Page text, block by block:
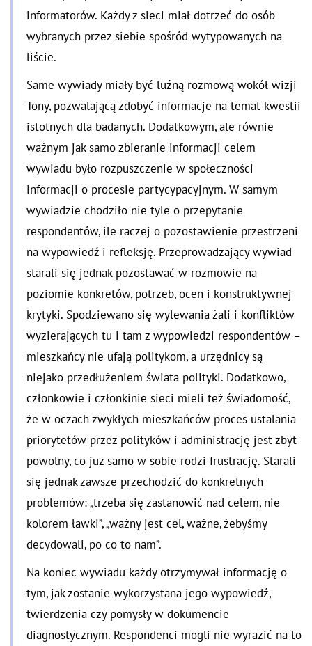
informatorów. Każdy z sieci miał dotrzeć do osób
wybranych przez siebie spośród wytypowanych na
liście.
Same wywiady miały być luźną rozmową wokół wizji
Tony, pozwalającą zdobyć informacje na temat kwestii
istotnych dla badanych. Dodatkowym, ale równie
ważnym jak samo zbieranie informacji celem
wywiadu było rozpuszczenie w społeczności
informacji o procesie partycypacyjnym. W samym
wywiadzie chodziło nie tyle o przepytanie
respondentów, ile raczej o pozostawienie przestrzeni
na wypowiedź i refleksję. Przeprowadzający wywiad
starali się jednak pozostawać w rozmowie na
poziomie konkretów, potrzeb, ocen i konstruktywnej
krytyki. Spodziewano się wylewania żali i konfliktów
wyzierających tu i tam z wypowiedzi respondentów –
mieszkańcy nie ufają politykom, a urzędnicy są
niejako przedłużeniem świata polityki. Dodatkowo,
członkowie i członkinie sieci mieli też świadomość,
że w oczach zwykłych mieszkańców proces ustalania
priorytetów przez polityków i administrację jest zbyt
powolny, co już samo w sobie rodzi frustrację. Starali
się jednak zawsze przechodzić do konkretnych
problemów: „trzeba się zastanowić nad celem, nie
kolorem ławki”, „ważny jest cel, ważne, żebyśmy
decydowali, po co to nam”.
Na koniec wywiadu każdy otrzymywał informację o
tym, jak zostanie wykorzystana jego wypowiedź,
twierdzenia czy pomysły w dokumencie
diagnostycznym. Respondenci mogli nie wyrazić na to